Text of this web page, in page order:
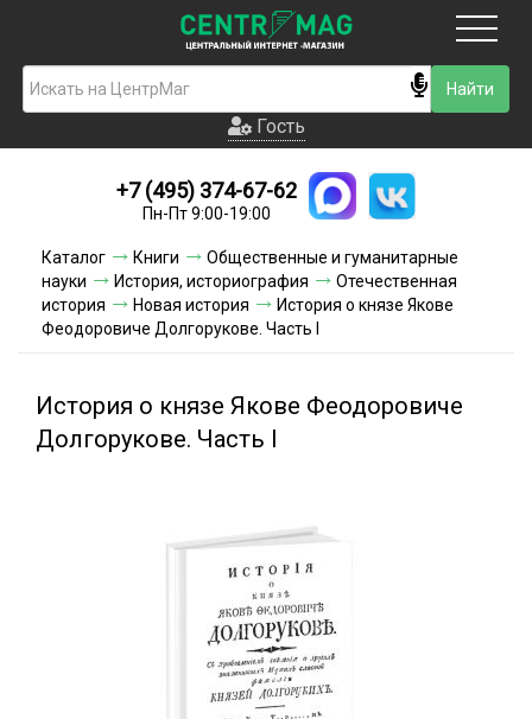
Гость
Новинки
Условия доставки
Условия оплаты
Акции и скидки
Гость
+7 (495) 374-67-62
Пн-Пт 9:00-19:00
Каталог Книги
Общественные и гуманитарные
науки
История, историография
Отечественная
история
Новая история
История о князе Якове
Феодоровиче Долгорукове. Часть I
История о князе Якове Феодоровиче
Долгорукове. Часть I